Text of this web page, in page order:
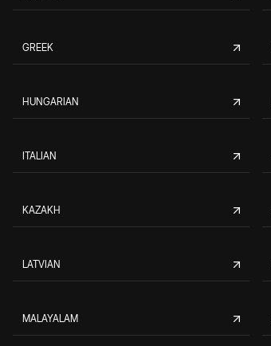
GREEK
HUNGARIAN
ITALIAN
KAZAKH
LATVIAN
MALAYALAM